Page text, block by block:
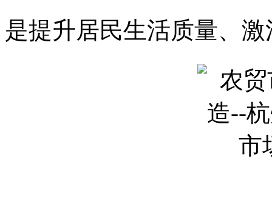
是提升居民生活质量、